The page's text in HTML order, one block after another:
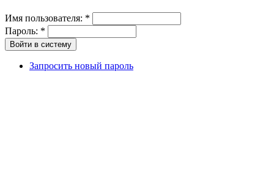
Имя пользователя: *
Пароль: *
Запросить новый пароль